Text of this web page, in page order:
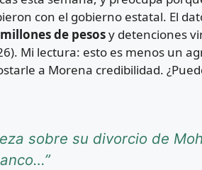
con el gobierno estatal. El
de pesosy detenciones
Mi lectura: esto es menos un
a Morena credibilidad.
sobre su divorcio de